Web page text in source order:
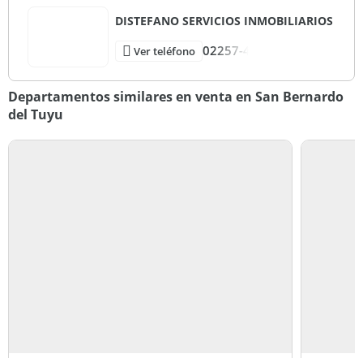
DISTEFANO SERVICIOS INMOBILIARIOS
Ver teléfono 02257-4
Departamentos similares en venta en San Bernardo
del Tuyu